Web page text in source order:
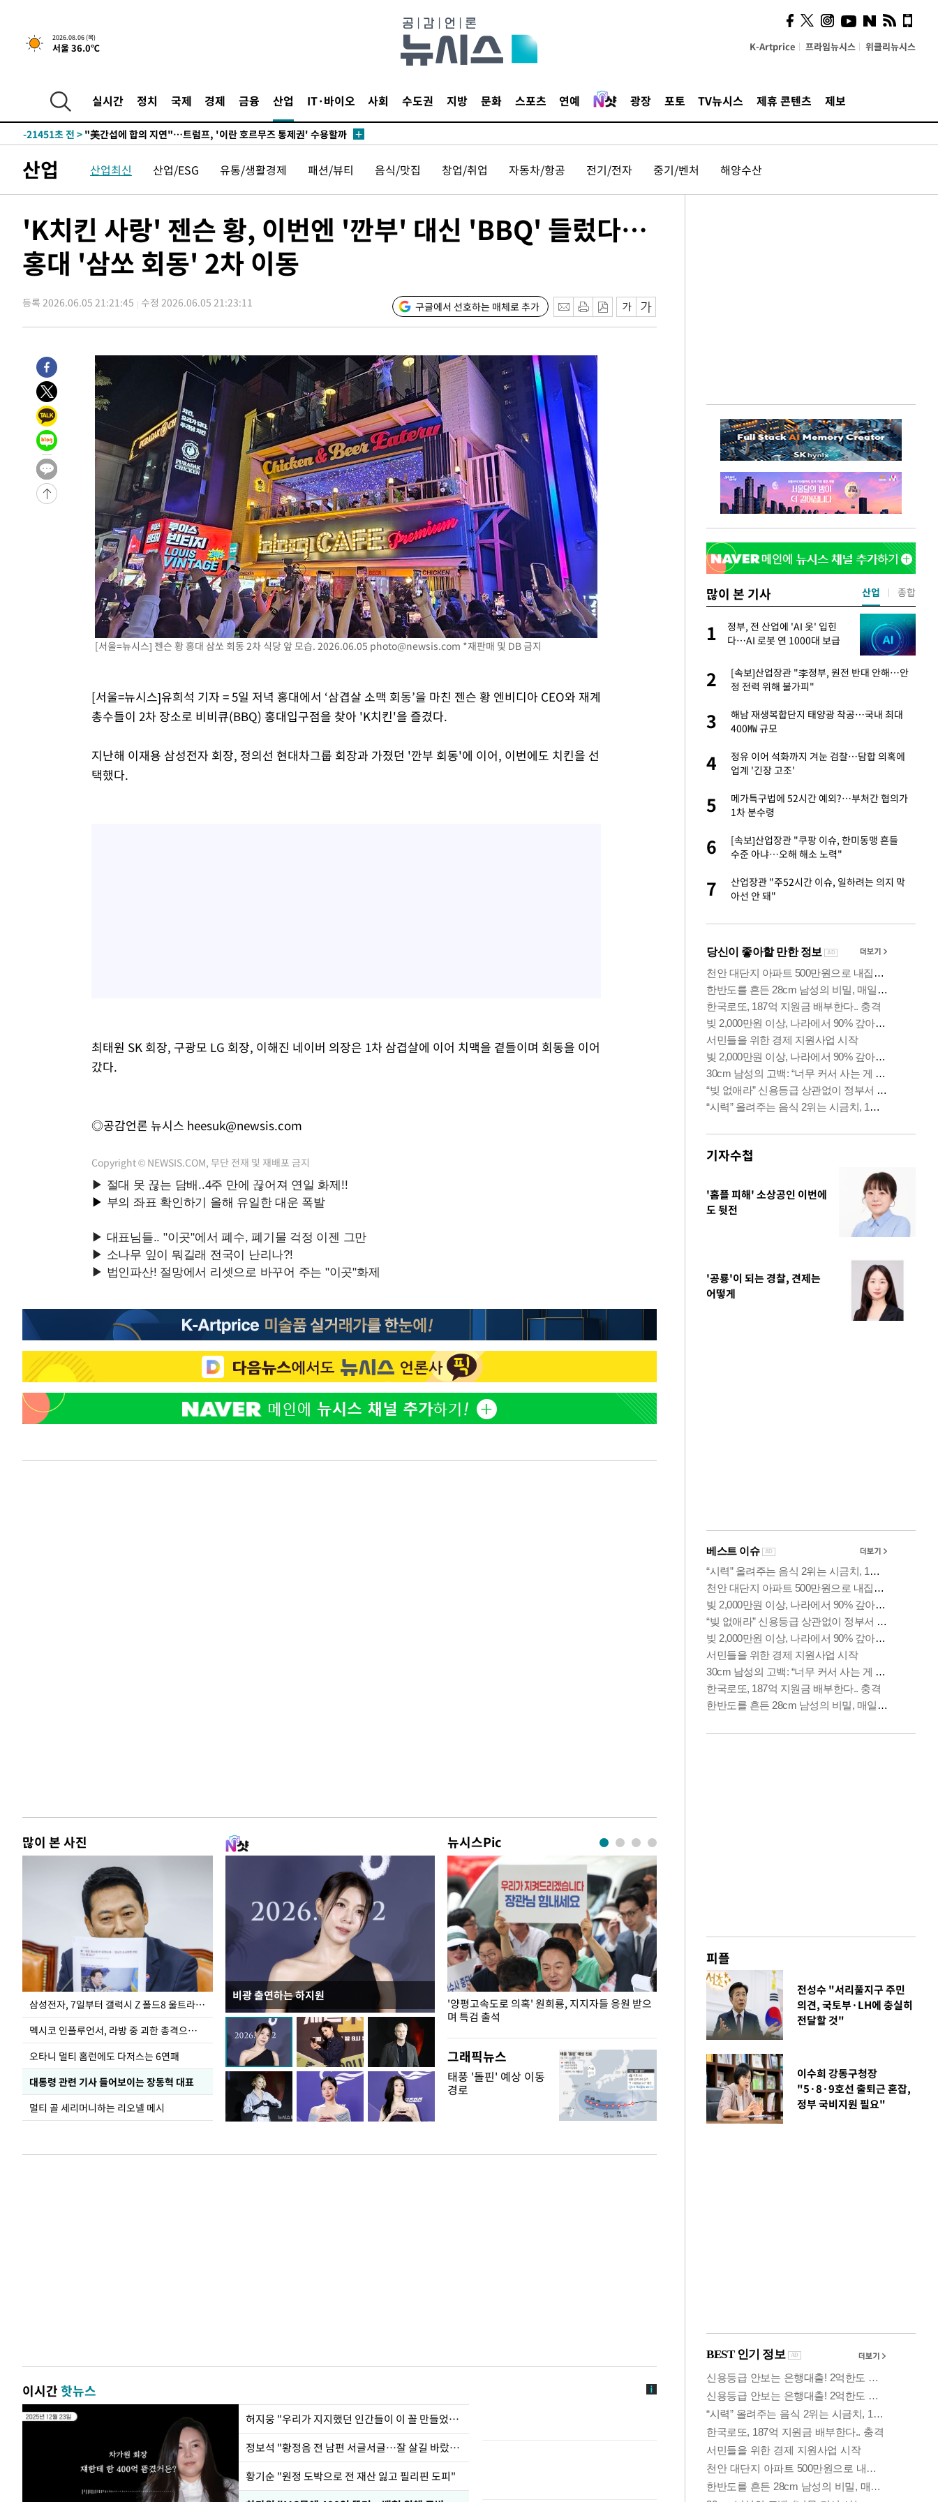
2026.08.06 (목)
서울 36.0℃ K-Artprice 프라임뉴시스 위클리뉴시스
실시간 정치 국제 경제 금융 산업 IT·바이오 사회 수도권 지방 문화 스포츠 연예 광장 포토 TV뉴시스 제휴 콘텐츠 제보
5시간 전 >[속보] "이란-오만, 호르무즈 해협 통행 항로 합의" 이란 외무부 대변인
-32190초 전 >"여기 떨어졌다"…다누리, 스페이스X 로켓 달 충돌 흔적 포착
-21836초 전 >
내일까지 39도 '펄펄'…기상청 "태풍 지나며 폭염 잠시 꺾인다"
-21473초 전 >
-21451초 전 > "美간섭에 합의 지연"…트럼프, '이란 호르무즈 통제권' 수용할까
-16668초 전 >
[속보]경찰, '홍명보 선임 논란' 대한축구협회·축구회관 등 압수수
-16055초 전 >[속보]산업장관 "美무역법 제301조 과잉생산 결과 발표 8월 중 예
-15120초 전 >[속보]전남광주 초대 시민추천 부시장에 백승주·윤난실
-12681초 전 >서울 열대야 15일째 지속…비공식 '초열대야' 30도 넘어
-11248초 전 >
[속보]코스닥, 2.15포인트(0.27%) 내린 797.44 출발
-7678초 전 >6월 경상수지 497.3억 달러…두 달 연속 사상 최대
-7629초 전 >서울 낮 39도 '폭염중대경보'…40도 관측 가능성도
47분 전 >
[속보] 호르무즈 해협 이란-오만 협상 기대속 뉴욕증시 혼조 마감 다우
0.49%↑
1시간 전 >
[속보] 이란 대통령 "지금 최고지도자와 소통하기가 매우 어려워" 취임
3년 인터뷰
5시간 전 >
[속보] "이란-오만, 호르무즈 해협 통행 항로 합의" 이란 외무부 대변인
-32190초 전 >
"여기 떨어졌다"…다누리, 스페이스X 로켓 달 충돌 흔적 포착
-29235초 전 >
손흥민, 5경기 연속골 실패…LAFC는 승부차기 끝 과달라하라 격파
-21836초 전 >
내일까지 39도 '펄펄'…기상청 "태풍 지나며 폭염 잠시 꺾인다"
-21473초 전 >
트럼프, 한국계 진보 주지사 후보 맹공…"공산주의가 최대 위협"
-21451초 전 >
"美간섭에 합의 지연"…트럼프, '이란 호르무즈 통제권' 수용할까
[속보]산업장관 "李정부, 원전 반대 안해…안정 전력 위해 불가피"
[속보]경찰, '홍명보 선임 논란' 대한축구협회·축구회관 등 압수수
[속보]산업장관 "美무역법 제301조 과잉생산 결과 발표 8월 중 예
[속보]코스피 매도사이드카 발동…4%대 급락
[속보]전남광주 초대 시민추천 부시장에 백승주·윤난실
서울 열대야 15일째 지속…비공식 '초열대야' 30도 넘어
[속보]코스닥, 2.15포인트(0.27%) 내린 797.44 출발
서울 낮 39도 '폭염중대경보'…40도 관측 가능성도
미 워싱턴주 스포캔 시의 통제불능 3개 산불, 방화선 일부 구축
[속보] 이란 대통령 "지금 최고지도자와 소통하기가 매우 어려워" 취임
[속보] "이란-오만, 호르무즈 해협 통행 항로 합의" 이란 외무부 대변인
산업 산업최신 산업/ESG 유통/생활경제 패션/뷰티 음식/맛집 창업/취업 자동차/항공 전기/전자 중기/벤처 해양수산
'K치킨 사랑' 젠슨 황, 이번엔 '깐부' 대신 'BBQ' 들렀다…
홍대 '삼쏘 회동' 2차 이동
등록 2026.06.05 21:21:45 수정 2026.06.05 21:23:11 구글에서 선호하는 매체로 추가
[서울=뉴시스] 젠슨 황 홍대 삼쏘 회동 2차 식당 앞 모습. 2026.06.05 photo@newsis.com *재판매 및 DB 금지
[서울=뉴시스]유희석 기자 = 5일 저녁 홍대에서 ‘삼겹살 소맥 회동’을 마친 젠슨 황 엔비디아 CEO와 재계
총수들이 2차 장소로 비비큐(BBQ) 홍대입구점을 찾아 'K치킨'을 즐겼다.
지난해 이재용 삼성전자 회장, 정의선 현대차그룹 회장과 가졌던 '깐부 회동'에 이어, 이번에도 치킨을 선
택했다.
최태원 SK 회장, 구광모 LG 회장, 이해진 네이버 의장은 1차 삼겹살에 이어 치맥을 곁들이며 회동을 이어
갔다.
◎공감언론 뉴시스 heesuk@newsis.com
Copyright © NEWSIS.COM, 무단 전재 및 재배포 금지
많이 본 사진
삼성전자, 7일부터 갤럭시 Z 폴드8 울트라·폴드8·플립8 출시
멕시코 인플루언서, 라방 중 괴한 총격으로 사망
오타니 멀티 홈런에도 다저스는 6연패
대통령 관련 기사 들어보이는 장동혁 대표
멀티 골 세리머니하는 리오넬 메시
비광 출연하는 하지원
뉴시스Pic
이재명 대통령, "수사·기소 분리 관련 대비책 최
선 다해 강구해야"
'양평고속도로 의혹' 원희룡, 지지자들 응원 받으
며 특검 출석
정동영, 조현 '이상주의' 발언에 "이상이 있어야
장동혁 "李 대
그래픽뉴스
태풍 '돌핀' 예상 이동
경로
이시간핫뉴스
허지웅 "우리가 지지했던 인간들이 이 꼴 만들었다"
정보석 "황정음 전 남편 서글서글…잘 살길 바랐는데"
황기순 "원정 도박으로 전 재산 잃고 필리핀 도피"
많이 본 기사
1
황기순 "원정 도박으로 전 재
산 잃고 필리핀 도피"
4 바다, 워터밤 공개저격 "말이 안 된다"
1
정부, 전 산업에 'AI 옷' 입힌
다…AI 로봇 연 1000대 보급
2
[속보]산업장관 "李정부, 원전 반대 안해…안
정 전력 위해 불가피"
3
해남 재생복합단지 태양광 착공…국내 최대
400㎿ 규모
4
정유 이어 석화까지 겨눈 검찰…담합 의혹에
업계 '긴장 고조'
5
메가특구법에 52시간 예외?…부처간 협의가
1차 분수령
6
[속보]산업장관 "쿠팡 이슈, 한미동맹 흔들
수준 아냐…오해 해소 노력"
7
산업장관 "주52시간 이슈, 일하려는 의지 막
아선 안 돼"
산업 종합
기자수첩
'홈플 피해' 소상공인 이번에
도 뒷전
'공룡'이 되는 경찰, 견제는
어떻게
피플
전성수 "서리풀지구 주민
의견, 국토부·LH에 충실히
전달할 것"
이수희 강동구청장
"5·8·9호선 출퇴근 혼잡,
정부 국비지원 필요"